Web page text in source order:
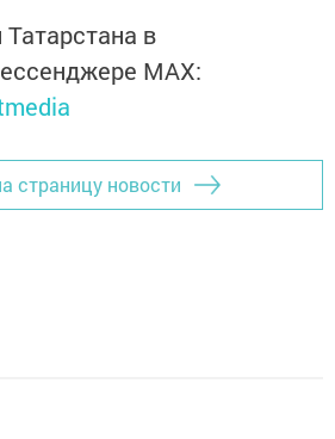
в
MАХ:
страницу новости